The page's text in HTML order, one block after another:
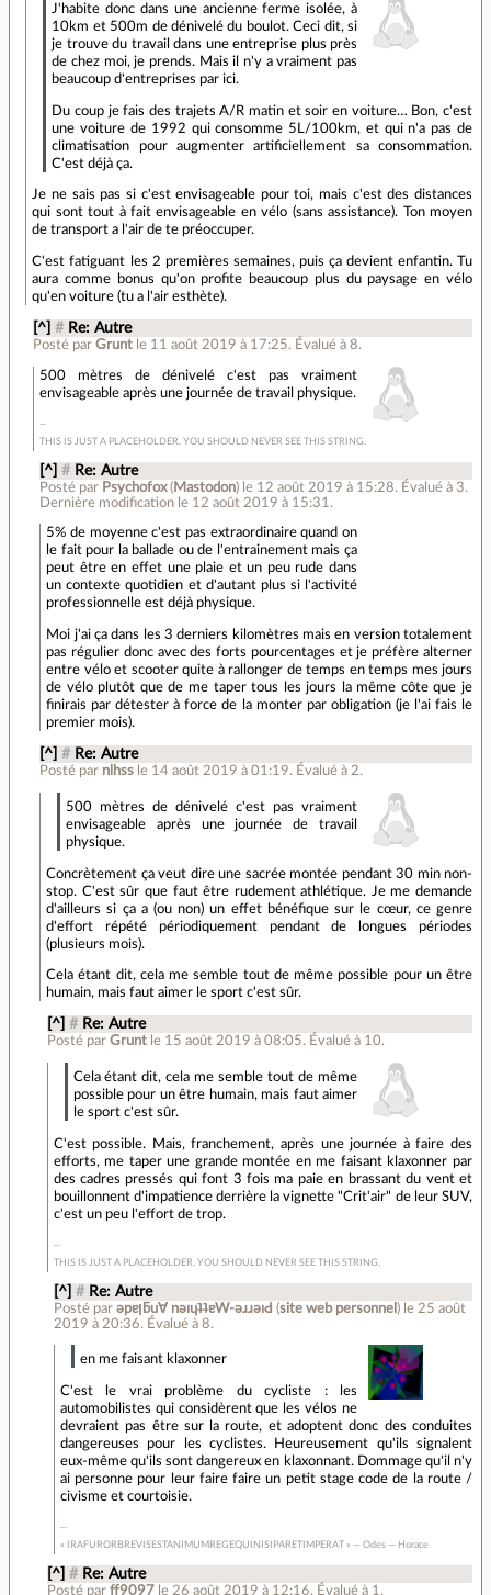
J'habite donc dans une ancienne ferme isolée, à
10km et 500m de dénivelé du boulot. Ceci dit, si
je trouve du travail dans une entreprise plus près
de chez moi, je prends. Mais il n'y a vraiment pas
beaucoup d'entreprises par ici.
Du coup je fais des trajets A/R matin et soir en voiture… Bon, c'est
une voiture de 1992 qui consomme 5L/100km, et qui n'a pas de
climatisation pour augmenter artificiellement sa consommation.
C'est déjà ça.
Je ne sais pas si c'est envisageable pour toi, mais c'est des distances
qui sont tout à fait envisageable en vélo (sans assistance). Ton moyen
de transport a l'air de te préoccuper.
C'est fatiguant les 2 premières semaines, puis ça devient enfantin. Tu
aura comme bonus qu'on profite beaucoup plus du paysage en vélo
qu'en voiture (tu a l'air esthète).
[^] # Re: Autre
Posté par Grunt le 11 août 2019 à 17:25. Évalué à 8.
500 mètres de dénivelé c'est pas vraiment
envisageable après une journée de travail physique.
THIS IS JUST A PLACEHOLDER. YOU SHOULD NEVER SEE THIS STRING.
[^] # Re: Autre
Posté par Psychofox( Mastodon) le 12 août 2019 à 15:28. Évalué à 3.
Dernière modification le 12 août 2019 à 15:31.
5% de moyenne c'est pas extraordinaire quand on
le fait pour la ballade ou de l'entrainement mais ça
peut être en effet une plaie et un peu rude dans
un contexte quotidien et d'autant plus si l'activité
professionnelle est déjà physique.
Moi j'ai ça dans les 3 derniers kilomètres mais en version totalement
pas régulier donc avec des forts pourcentages et je préfère alterner
entre vélo et scooter quite à rallonger de temps en temps mes jours
de vélo plutôt que de me taper tous les jours la même côte que je
finirais par détester à force de la monter par obligation (je l'ai fais le
premier mois).
[^] # Re: Autre
Posté par nlhss le 14 août 2019 à 01:19. Évalué à 2.
500 mètres de dénivelé c'est pas vraiment
envisageable après une journée de travail
physique.
Concrètement ça veut dire une sacrée montée pendant 30 min non-
stop. C'est sûr que faut être rudement athlétique. Je me demande
d'ailleurs si ça a (ou non) un effet bénéfique sur le cœur, ce genre
d'effort répété périodiquement pendant de longues périodes
(plusieurs mois).
Cela étant dit, cela me semble tout de même possible pour un être
humain, mais faut aimer le sport c'est sûr.
[^] # Re: Autre
Posté par Grunt le 15 août 2019 à 08:05. Évalué à 10.
Cela étant dit, cela me semble tout de même
possible pour un être humain, mais faut aimer
le sport c'est sûr.
C'est possible. Mais, franchement, après une journée à faire des
efforts, me taper une grande montée en me faisant klaxonner par
des cadres pressés qui font 3 fois ma paie en brassant du vent et
bouillonnent d'impatience derrière la vignette "Crit'air" de leur SUV,
c'est un peu l'effort de trop.
THIS IS JUST A PLACEHOLDER. YOU SHOULD NEVER SEE THIS STRING.
[^] # Re: Autre
Posté par ǝpɐןƃu∀ nǝıɥʇʇɐW-ǝɹɹǝıԀ (site web personnel ) le 25 août
2019 à 20:36. Évalué à 8.
en me faisant klaxonner
C'est le vrai problème du cycliste : les
automobilistes qui considèrent que les vélos ne
devraient pas être sur la route, et adoptent donc des conduites
dangereuses pour les cyclistes. Heureusement qu'ils signalent
eux-même qu'ils sont dangereux en klaxonnant. Dommage qu'il n'y
ai personne pour leur faire faire un petit stage code de la route /
civisme et courtoisie.
« IRAFURORBREVISESTANIMUMREGEQUINISIPARETIMPERAT » — Odes — Horace
[^] # Re: Autre
Posté par ff9097 le 26 août 2019 à 12:16. Évalué à 1 .